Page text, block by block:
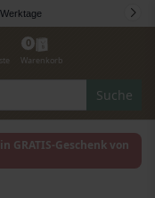
Suche
0
Warenkorb
GRATIS-Geschenk von